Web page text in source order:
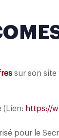
sur son site
(Lien: https://
pour le